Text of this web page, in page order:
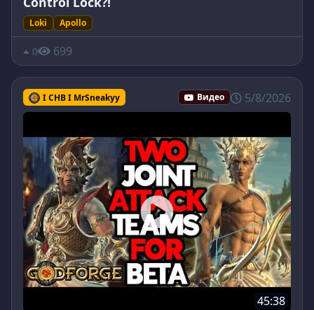
Loki Apollo
0 699
I CHB I MrSneakyy Видео 5/8/2026
45:38